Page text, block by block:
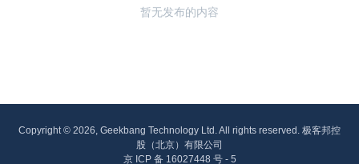
暂无发布的内容
Copyright © 2026, Geekbang Technology Ltd. All rights reserved. 极客邦控
股（北京）有限公司
京 ICP 备 16027448 号 - 5